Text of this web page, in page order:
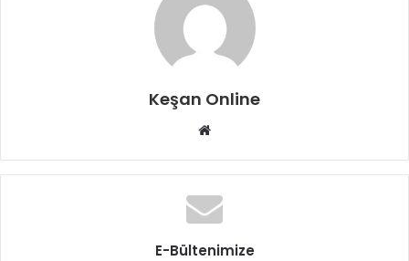
Keşan Online
Web
E-Bültenimize